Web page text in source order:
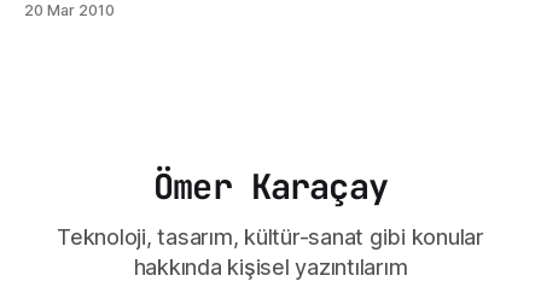
resimler buldum. Yalnız resimlerde ingilizce küfürler mevcut
20 Mar 2010
Ömer Karaçay
Teknoloji, tasarım, kültür-sanat gibi konular
hakkında kişisel yazıntılarım